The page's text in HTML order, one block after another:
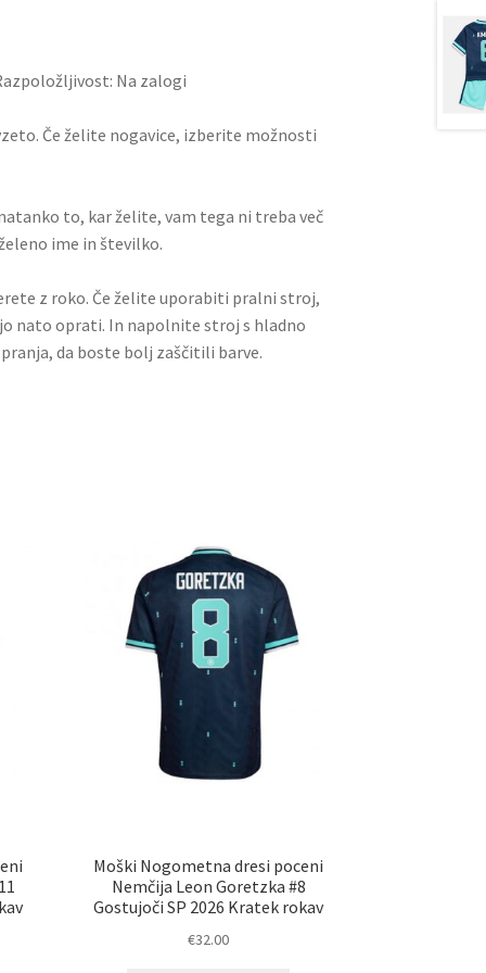
Na zalogi
Če želite nogavice, izberite možnosti
to, kar želite, vam tega ni treba več
ime in številko.
z roko. Če želite uporabiti pralni stroj,
nato oprati. In napolnite stroj s hladno
da boste bolj zaščitili barve.
Moški Nogometna dresi poceni
Nemčija Leon Goretzka #8
Gostujoči SP 2026 Kratek rokav
€32.00